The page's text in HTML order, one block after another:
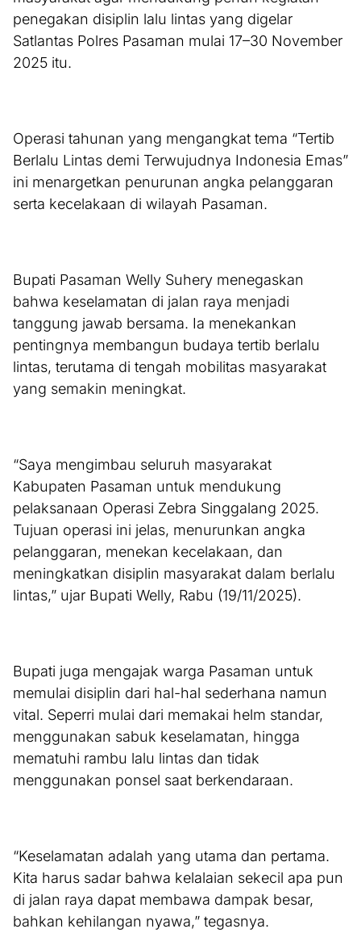
penegakan disiplin lalu lintas yang digelar
Satlantas Polres Pasaman mulai 17–30 November
2025 itu.
Operasi tahunan yang mengangkat tema “Tertib
Berlalu Lintas demi Terwujudnya Indonesia Emas”
ini menargetkan penurunan angka pelanggaran
serta kecelakaan di wilayah Pasaman.
Bupati Pasaman Welly Suhery menegaskan
bahwa keselamatan di jalan raya menjadi
tanggung jawab bersama. Ia menekankan
pentingnya membangun budaya tertib berlalu
lintas, terutama di tengah mobilitas masyarakat
yang semakin meningkat.
“Saya mengimbau seluruh masyarakat
Kabupaten Pasaman untuk mendukung
pelaksanaan Operasi Zebra Singgalang 2025.
Tujuan operasi ini jelas, menurunkan angka
pelanggaran, menekan kecelakaan, dan
meningkatkan disiplin masyarakat dalam berlalu
lintas,” ujar Bupati Welly, Rabu (19/11/2025).
Bupati juga mengajak warga Pasaman untuk
memulai disiplin dari hal-hal sederhana namun
vital. Seperri mulai dari memakai helm standar,
menggunakan sabuk keselamatan, hingga
mematuhi rambu lalu lintas dan tidak
menggunakan ponsel saat berkendaraan.
“Keselamatan adalah yang utama dan pertama.
Kita harus sadar bahwa kelalaian sekecil apa pun
di jalan raya dapat membawa dampak besar,
bahkan kehilangan nyawa,” tegasnya.